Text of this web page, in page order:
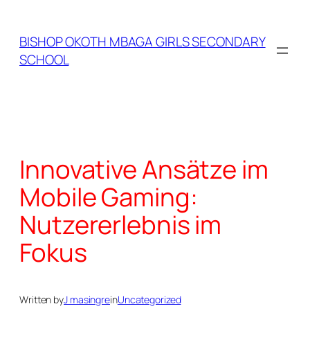
content
BISHOP OKOTH MBAGA GIRLS SECONDARY
SCHOOL
Innovative Ansätze im
Mobile Gaming:
Nutzererlebnis im
Fokus
Written byJ masingreinUncategorized